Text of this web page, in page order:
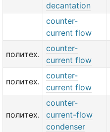
decantation
counter-
current flow
политех.
counter-
current flow
политех.
counter-
current flow
политех.
counter-
current-flow
condenser